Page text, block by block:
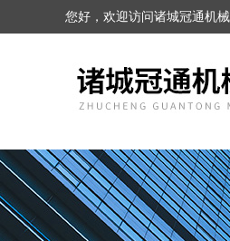
您好，欢迎访问诸城冠通机械